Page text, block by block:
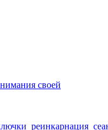
своей
реинкарнация